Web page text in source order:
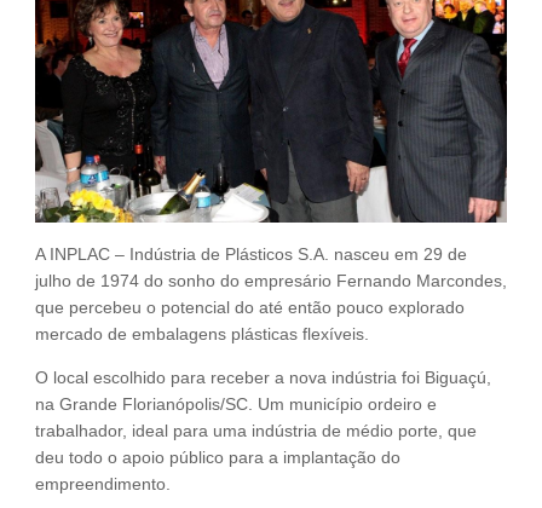
Fale Conosco
NOSSAS ASSOCIADAS
SEJA UM ASSOCIADO
VAGAS
A INPLAC – Indústria de Plásticos S.A. nasceu em 29 de
julho de 1974 do sonho do empresário Fernando Marcondes,
que percebeu o potencial do até então pouco explorado
mercado de embalagens plásticas flexíveis.
O local escolhido para receber a nova indústria foi Biguaçú,
na Grande Florianópolis/SC. Um município ordeiro e
trabalhador, ideal para uma indústria de médio porte, que
deu todo o apoio público para a implantação do
empreendimento.